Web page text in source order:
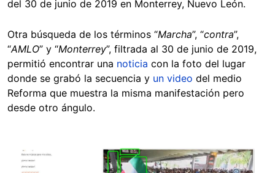
del 30 de junio de 2019 en Monterrey, Nuevo León.
Otra búsqueda de los términos “Marcha”, “contra”,
“AMLO” y “Monterrey”, filtrada al 30 de junio de 2019,
permitió encontrar una noticia con la foto del lugar
donde se grabó la secuencia y un video del medio
Reforma que muestra la misma manifestación pero
desde otro ángulo.
Image